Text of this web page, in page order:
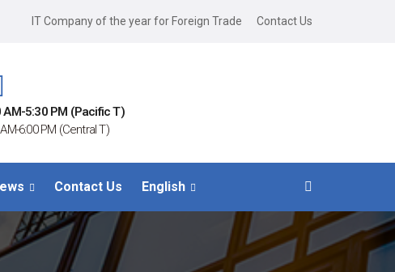
IT Company of the year for Foreign Trade Contact Us
AM-5:30 PM (Pacific T)
6:00 PM (Central T)
Contact Us English